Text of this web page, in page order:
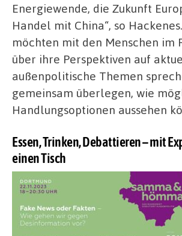
Energiewende, die Zukunft
Handel mit China“, so
möchten mit den Menschen im
über ihre Perspektiven auf
außenpolitische Themen
gemeinsam überlegen, wie
Handlungsoptionen aussehen
Essen, Trinken, Debattieren – mit
einen Tisch